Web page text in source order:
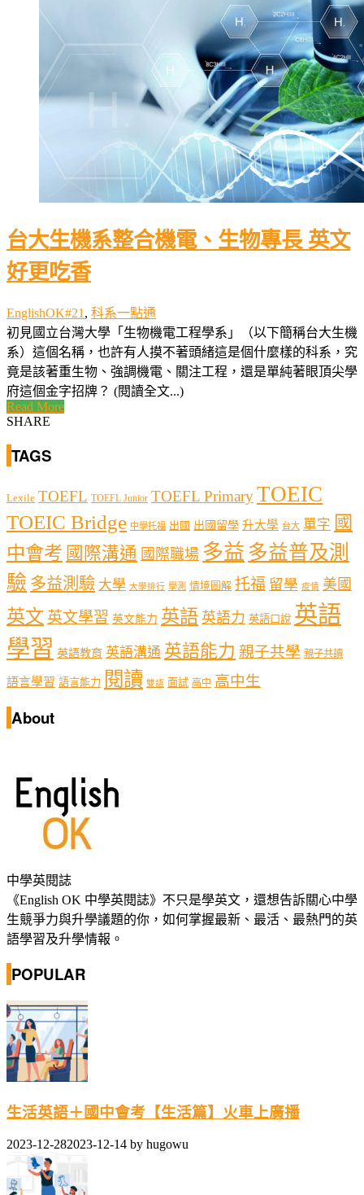
台大生機系整合機電、生物專長 英文
好更吃香
EnglishOK#21 , 科系一點通
初見國立台灣大學「生物機電工程學系」（以下簡稱台大生機
系）這個名稱，也許有人摸不著頭緒這是個什麼樣的科系，究
竟是該著重生物、強調機電、關注工程，還是單純著眼頂尖學
府這個金字招牌？ (閱讀全文...)
Read More
SHARE
TAGS
Lexile TOEFL TOEFL Junior TOEFL PrimaryTOEIC
TOEIC Bridge 中學托福 出國 出國留學 升大學 台大 單字 國
中會考 國際溝通 國際職場 多益 多益普及測
驗 多益測驗 大學 大學排行 學測 情境圖解 托福 留學 疫情 美國
英文 英文學習 英文能力 英語 英語力 英語口說 英語
學習 英語教育 英語溝通 英語能力 親子共學 親子共讀
語言學習 語言能力 閱讀 雙語 面試 高中 高中生
About
中學英閱誌
《English OK 中學英閱誌》不只是學英文，還想告訴關心中學
生競爭力與升學議題的你，如何掌握最新、最活、最熱門的英
語學習及升學情報。
POPULAR
生活英語＋國中會考【生活篇】火車上廣播
2023-12-282023-12-14 by hugowu